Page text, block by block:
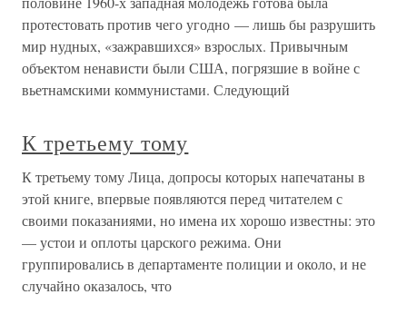
протестовать против чего угодно — лишь бы разрушить
мир нудных, «зажравшихся» взрослых. Привычным
объектом ненависти были США, погрязшие в войне с
вьетнамскими коммунистами. Следующий
К третьему тому
К третьему тому Лица, допросы которых напечатаны в
этой книге, впервые появляются перед читателем с
своими показаниями, но имена их хорошо известны: это
— устои и оплоты царского режима. Они
группировались в департаменте полиции и около, и не
случайно оказалось, что